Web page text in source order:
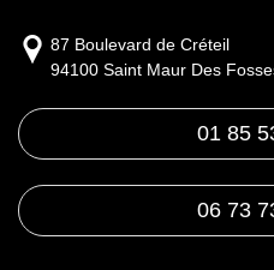
87 Boulevard de Créteil
94100 Saint Maur Des
01 85
06 73